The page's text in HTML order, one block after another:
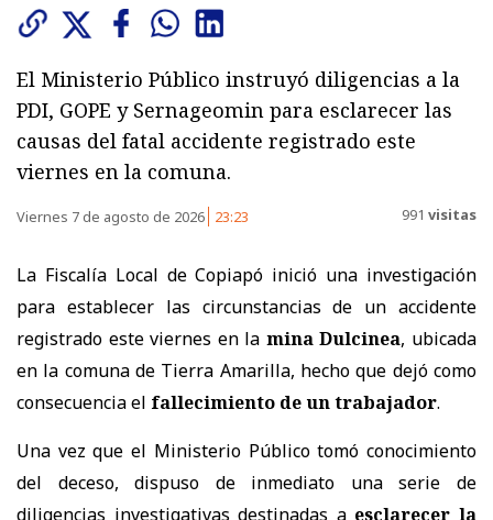
El Ministerio Público instruyó diligencias a la
PDI, GOPE y Sernageomin para esclarecer las
causas del fatal accidente registrado este
viernes en la comuna.
Viernes 7 de agosto de 2026 23:23 991 visitas
La Fiscalía Local de Copiapó inició una investigación
para establecer las circunstancias de un accidente
registrado este viernes en la mina Dulcinea, ubicada
en la comuna de Tierra Amarilla, hecho que dejó como
consecuencia el fallecimiento de un trabajador.
Una vez que el Ministerio Público tomó conocimiento
del deceso, dispuso de inmediato una serie de
diligencias investigativas destinadas a esclarecer la